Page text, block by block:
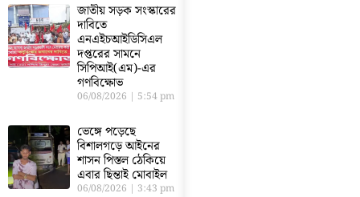
জাতীয় সড়ক সংস্কারের
দাবিতে
এনএইচআইডিসিএল
দপ্তরের সামনে
সিপিআই(এম)-এর
গণবিক্ষোভ
06/08/2026 5:54 pm
ভেঙ্গে পড়েছে
বিশালগড়ে আইনের
শাসন পিস্তল ঠেকিয়ে
এবার ছিন্তাই মোবাইল
06/08/2026 3:43 pm